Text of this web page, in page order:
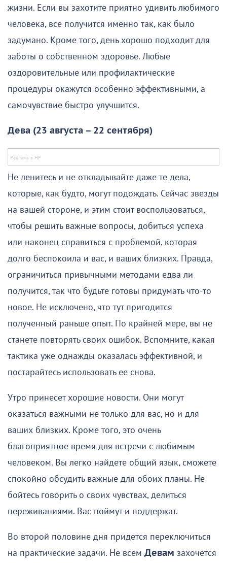
жизни. Если вы захотите приятно удивить любимого
человека, все получится именно так, как было
задумано. Кроме того, день хорошо подходит для
заботы о собственном здоровье. Любые
оздоровительные или профилактические
процедуры окажутся особенно эффективными, а
самочувствие быстро улучшится.
Дева (23 августа – 22 сентября)
Не ленитесь и не откладывайте даже те дела,
которые, как будто, могут подождать. Сейчас звезды
на вашей стороне, и этим стоит воспользоваться,
чтобы решить важные вопросы, добиться успеха
или наконец справиться с проблемой, которая
долго беспокоила и вас, и ваших близких. Правда,
ограничиться привычными методами едва ли
получится, так что будьте готовы придумать что-то
новое. Не исключено, что тут пригодится
полученный раньше опыт. По крайней мере, вы не
станете повторять своих ошибок. Вспомните, какая
тактика уже однажды оказалась эффективной, и
постарайтесь использовать ее снова.
Утро принесет хорошие новости. Они могут
оказаться важными не только для вас, но и для
ваших близких. Кроме того, это очень
благоприятное время для встречи с любимым
человеком. Вы легко найдете общий язык, сможете
спокойно обсудить важные для обоих планы. Не
бойтесь говорить о своих чувствах, делиться
переживаниями. Вас поймут и поддержат.
Во второй половине дня придется переключиться
на практические задачи. Не всем Девам захочется